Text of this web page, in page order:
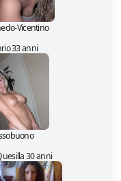
Vicentino
33 anni
30 anni